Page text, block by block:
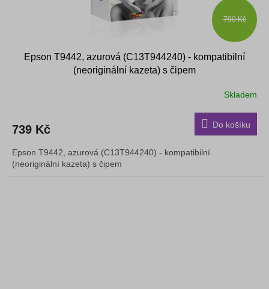
790 Kč
Epson T9442, azurová (C13T944240) - kompatibilní
(neoriginální kazeta) s čipem
Skladem
739 Kč Do košíku
Epson T9442, azurová (C13T944240) - kompatibilní
(neoriginální kazeta) s čipem